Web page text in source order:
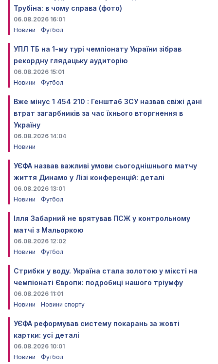
Трубіна: в чому справа (фото)
06.08.2026 16:01
Новини
Футбол
УПЛ ТБ на 1-му турі чемпіонату України зібрав
рекордну глядацьку аудиторію
06.08.2026 15:01
Новини
Футбол
Вже мінус 1 454 210 : Генштаб ЗСУ назвав свіжі дані
втрат загарбників за час їхнього вторгнення в
Україну
06.08.2026 14:04
Новини
УЄФА назвав важливі умови сьогоднішнього матчу
життя Динамо у Лізі конференцій: деталі
06.08.2026 13:01
Новини
Футбол
Ілля Забарний не врятував ПСЖ у контрольному
матчі з Мальоркою
06.08.2026 12:02
Новини
Футбол
Стрибки у воду. Україна стала золотою у міксті на
чемпіонаті Європи: подробиці нашого тріумфу
06.08.2026 11:01
Новини
Новини спорту
УЄФА реформував систему покарань за жовті
картки: усі деталі
06.08.2026 10:01
Новини
Футбол